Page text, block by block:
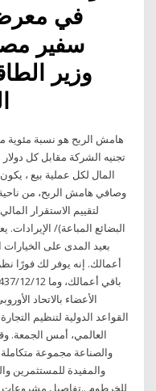
في
سفير
وزير
تجنيه الشركة مقابل كل
المال لكل عملية بيع ،
وصافي هامش الربح، من
لتقييم الاستقرار
البضائع المباعة)/ الإيرادات.
بعيد المدى على الخيارات
أعمالك. إنه يوفر لك فورًا
الأعضاء بالاتحاد
القواعد الدولية لتنظيم
العالمي، أمس الجمعة.
والصناعة مجموعة متكاملة
والمفيدة للمستثمرين
للخرطوم ..تفاصيل مشروعات